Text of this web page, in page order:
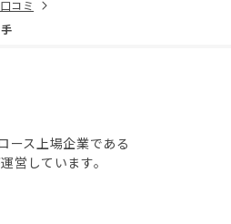
コミ
ース上場企業である
しています。